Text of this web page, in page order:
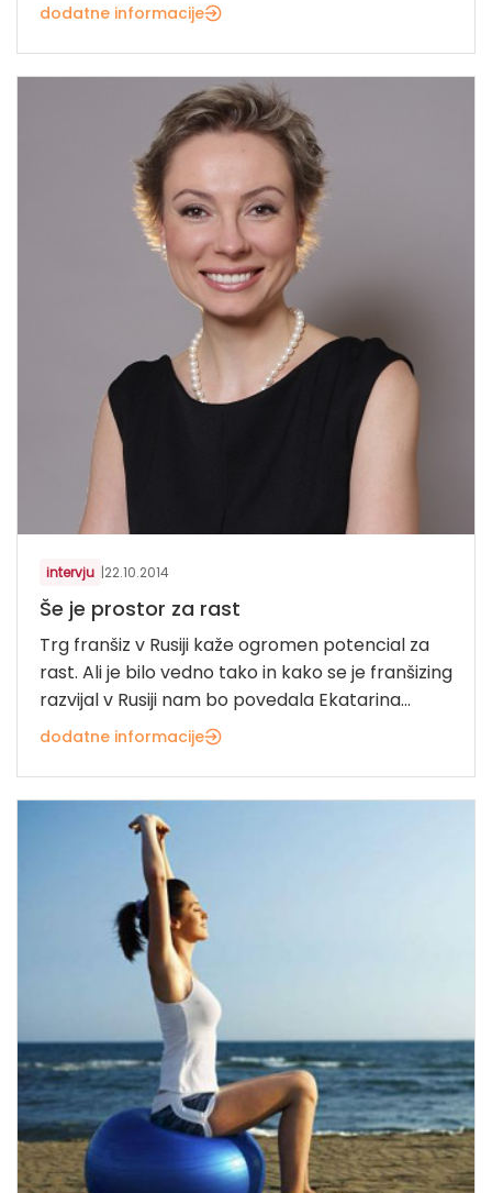
dodatne informacije
intervju |22.10.2014
Še je prostor za rast
Trg franšiz v Rusiji kaže ogromen potencial za
rast. Ali je bilo vedno tako in kako se je franšizing
razvijal v Rusiji nam bo povedala Ekatarina...
dodatne informacije